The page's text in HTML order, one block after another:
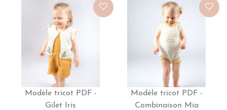
Modèle tricot PDF -
Gilet Iris
Modèle tricot PDF -
Combinaison Mia